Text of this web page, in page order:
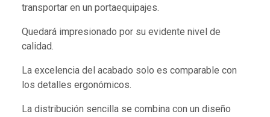
transportar en un portaequipajes.
Quedará impresionado por su evidente nivel de
calidad.
La excelencia del acabado solo es comparable con
los detalles ergonómicos.
La distribución sencilla se combina con un diseño